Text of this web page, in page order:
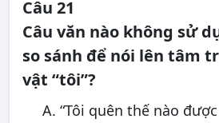
Câu 21
Câu văn nào không sử
so sánh để nói lên tâm
vật “tôi”?
A. “Tôi quên thế nào